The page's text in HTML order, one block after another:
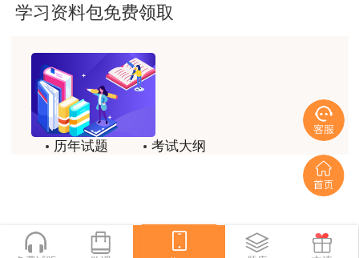
急管理部办公厅 关于印发〈注册安全工程师职业
（应急厅函〔2019〕410号）执行，注册安全工程
师职业资格考试安全工程及相关专业参考目录详见
附件2；行业主管部门出具的《关于经全国工程教
育专业认证的安全工程专业查验方法的有关说明》
详见附件3；各专业类别注册安全工程师执业行业
工程师职称，并从事安全生产业务满10年的人
课程清晰易懂，便于记忆，老师重难点讲解也很清晰
用户we****66
跟着老师学习理解的特别快，比自己学习容易多了
用户m0****66
贾老师讲的很有水平，这次考过全靠他了
回顾整个学习过程，我收获的不仅是证书和技能，更
学习资料包免费领取
历年试题
考试大纲